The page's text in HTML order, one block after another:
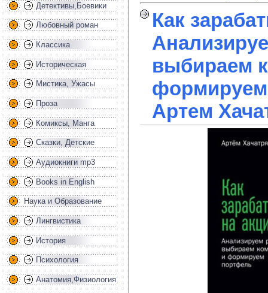
Детективы,Боевики
Любовный роман
Классика
Историческая
Мистика, Ужасы
Проза
Комиксы, Манга
Сказки, Детские
Аудиокниги mp3
Books in English
Наука и Образование
Лингвистика
История
Психология
Анатомия,Физиология
Как
выбираем
Артем